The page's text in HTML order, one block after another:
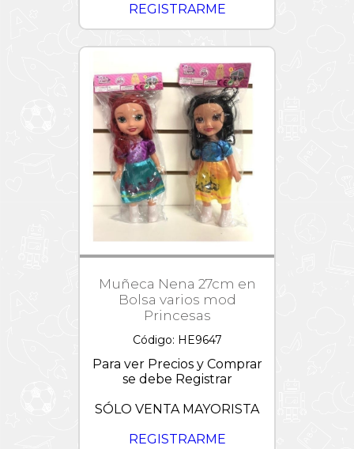
REGISTRARME
Muñeca Nena 27cm en
Bolsa varios mod
Princesas
Código: HE9647
Para ver Precios y Comprar
se debe Registrar
SÓLO VENTA MAYORISTA
REGISTRARME